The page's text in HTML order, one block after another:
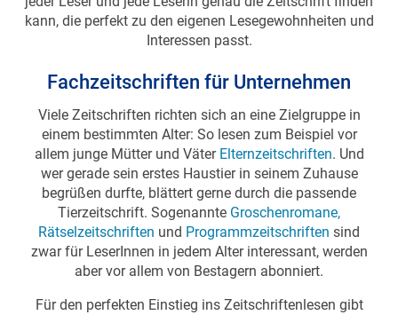
kann, die perfekt zu den eigenen Lesegewohnheiten und
Interessen passt.
Fachzeitschriften für Unternehmen
Viele Zeitschriften richten sich an eine Zielgruppe in
einem bestimmten Alter: So lesen zum Beispiel vor
allem junge Mütter und Väter Elternzeitschriften. Und
wer gerade sein erstes Haustier in seinem Zuhause
begrüßen durfte, blättert gerne durch die passende
Tierzeitschrift. Sogenannte Groschenromane,
Rätselzeitschriften und Programmzeitschriften sind
zwar für LeserInnen in jedem Alter interessant, werden
aber vor allem von Bestagern abonniert.
Für den perfekten Einstieg ins Zeitschriftenlesen gibt